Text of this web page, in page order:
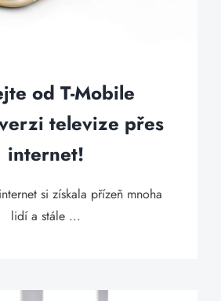
od T-Mobile
televize přes
internet!
si získala přízeň mnoha
lidí a stále ...